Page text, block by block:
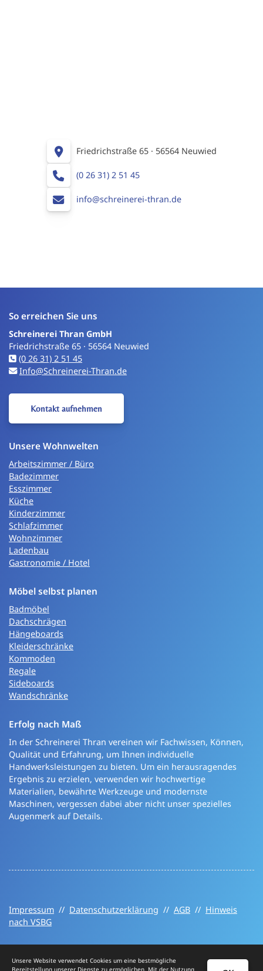
Friedrichstraße 65 · 56564 Neuwied
(0 26 31) 2 51 45
info@schreinerei-thran.de
So erreichen Sie uns
Schreinerei Thran GmbH
Friedrichstraße 65 · 56564 Neuwied
(0 26 31) 2 51 45
Info@Schreinerei-Thran.de
Kontakt aufnehmen
Unsere Wohnwelten
Arbeitszimmer / Büro
Badezimmer
Esszimmer
Küche
Kinderzimmer
Schlafzimmer
Wohnzimmer
Ladenbau
Gastronomie / Hotel
Möbel selbst planen
Badmöbel
Dachschrägen
Hängeboards
Kleiderschränke
Kommoden
Regale
Sideboards
Wandschränke
Erfolg nach Maß
In der Schreinerei Thran vereinen wir Fachwissen, Können,
Qualität und Erfahrung, um Ihnen individuelle
Handwerksleistungen zu bieten. Um ein herausragendes
Ergebnis zu erzielen, verwenden wir hochwertige
Materialien, bewährte Werkzeuge und modernste
Maschinen, vergessen dabei aber nicht unser spezielles
Augenmerk auf Details.
Impressum // Datenschutzerklärung // AGB // Hinweis
nach VSBG
Unsere Website verwendet Cookies um eine bestmögliche
Bereitstellung unserer Dienste zu ermöglichen. Mit der Nutzung